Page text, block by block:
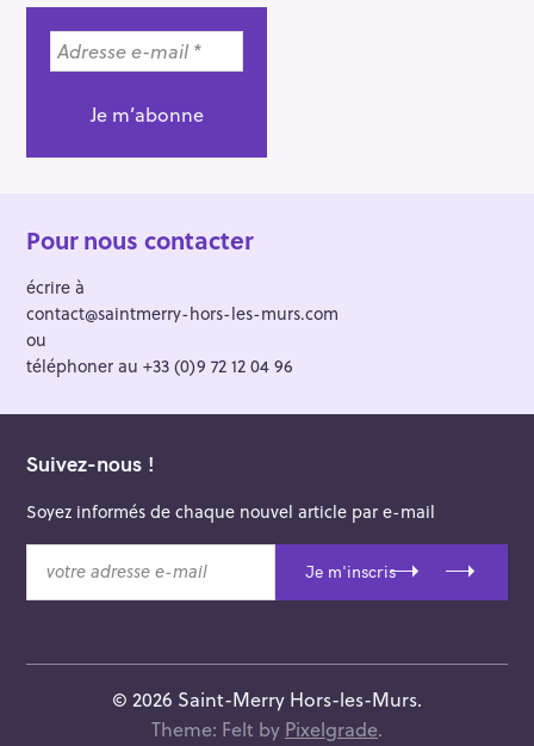
Pour nous contacter
écrire à
contact@saintmerry-hors-les-murs.com
ou
téléphoner au +33 (0)9 72 12 04 96
Suivez-nous !
Soyez informés de chaque nouvel article par e-mail
t
e
Je m'inscris
© 2026 Saint-Merry Hors-les-Murs.
Theme: Felt by Pixelgrade.